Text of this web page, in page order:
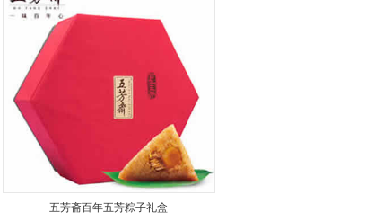
五芳斋百年五芳粽子礼盒